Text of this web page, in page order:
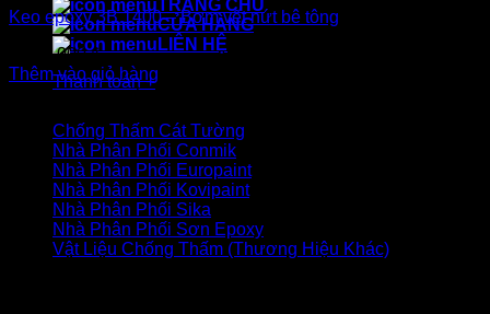
TRANG CHỦ
CỬA HÀNG
LIÊN HỆ
Thanh toán +
Keo epoxy 3B 1400 – Bơm vết nứt bê tông
3.400.000₫
Thêm vào giỏ hàng
Danh mục sản phẩm
Chống Thấm Cát Tường
Nhà Phân Phối Conmik
Nhà Phân Phối Europaint
Nhà Phân Phối Kovipaint
Nhà Phân Phối Sika
Nhà Phân Phối Sơn Epoxy
Vật Liệu Chống Thấm (Thương Hiệu Khác)